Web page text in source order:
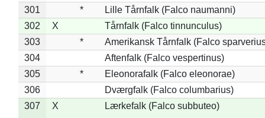
301
*
Lille Tårnfalk (Falco naumanni)
302
X
Tårnfalk (Falco tinnunculus)
303
*
Amerikansk Tårnfalk (Falco
304
Aftenfalk (Falco vespertinus)
305
*
Eleonorafalk (Falco eleonorae)
306
Dværgfalk (Falco columbarius)
307
X Lærkefalk (Falco subbuteo)